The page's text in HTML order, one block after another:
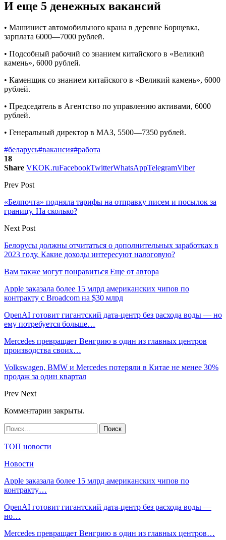
И еще 5 денежных вакансий
• Машинист автомобильного крана в деревне Борщевка,
зарплата 6000—7000 рублей.
• Подсобный рабочий со знанием китайского в «Великий
камень», 6000 рублей.
• Каменщик со знанием китайского в «Великий камень», 6000
рублей.
• Председатель в Агентство по управлению активами, 6000
рублей.
• Генеральный директор в МАЗ, 5500—7350 рублей.
#беларусь#вакансия#работа
18
Share VKOK.ruFacebookTwitterWhatsAppTelegramViber
Prev Post
«Белпочта» подняла тарифы на отправку писем и посылок за
границу. На сколько?
Next Post
Белорусы должны отчитаться о дополнительных заработках в
2023 году. Какие доходы интересуют налоговую?
Вам также могут понравиться Еще от автора
Apple заказала более 15 млрд американских чипов по
контракту с Broadcom на $30 млрд
OpenAI готовит гигантский дата-центр без расхода воды — но
ему потребуется больше…
Mercedes превращает Венгрию в один из главных центров
производства своих…
Volkswagen, BMW и Mercedes потеряли в Китае не менее 30%
продаж за один квартал
Prev Next
Комментарии закрыты.
ТОП новости
Новости
Apple заказала более 15 млрд американских чипов по
контракту…
OpenAI готовит гигантский дата-центр без расхода воды —
но…
Mercedes превращает Венгрию в один из главных центров…